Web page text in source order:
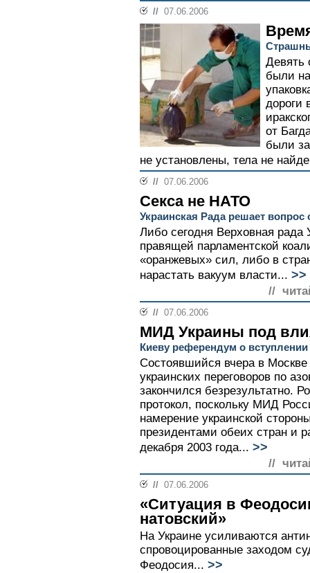
// 07.06.2006
Девять
были
дороги
от
были
не установлены, тела не
// 07.06.2006
Секса не НАТО
Украинская Рада решает вопрос
Либо сегодня Верховная рада
правящей парламентской
«оранжевых» сил, либо в
нарастать вакуум власти... >>
//
// 07.06.2006
МИД Украины под
Киеву референдум о
Состоявшийся вчера в
украинских переговоров по
закончился безрезультатно.
протокол, поскольку МИД
намерение украинской
президентами обеих стран и
декабря 2003 года... >>
//
// 07.06.2006
«Ситуация в
натовский»
На Украине усиливаются
спровоцированные заходом
Феодосия... >>